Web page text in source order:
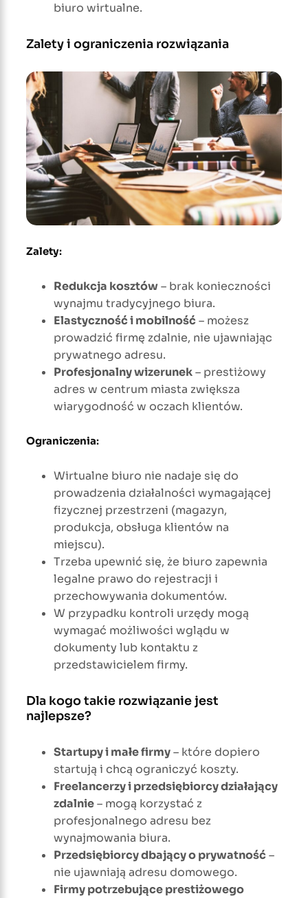
biuro wirtualne.
Zalety i ograniczenia rozwiązania
Zalety:
Redukcja kosztów– brak konieczności
wynajmu tradycyjnego biura.
Elastyczność i mobilność– możesz
prowadzić firmę zdalnie, nie ujawniając
prywatnego adresu.
Profesjonalny wizerunek– prestiżowy
adres w centrum miasta zwiększa
wiarygodność w oczach klientów.
Ograniczenia:
Wirtualne biuro nie nadaje się do
prowadzenia działalności wymagającej
fizycznej przestrzeni (magazyn,
produkcja, obsługa klientów na
miejscu).
Trzeba upewnić się, że biuro zapewnia
legalne prawo do rejestracji i
przechowywania dokumentów.
W przypadku kontroli urzędy mogą
wymagać możliwości wglądu w
dokumenty lub kontaktu z
przedstawicielem firmy.
Dla kogo takie rozwiązanie jest
najlepsze?
Startupy i małe firmy– które dopiero
startują i chcą ograniczyć koszty.
Freelancerzy i przedsiębiorcy działający
zdalnie– mogą korzystać z
profesjonalnego adresu bez
wynajmowania biura.
Przedsiębiorcy dbający o prywatność–
nie ujawniają adresu domowego.
Firmy potrzebujące prestiżowego